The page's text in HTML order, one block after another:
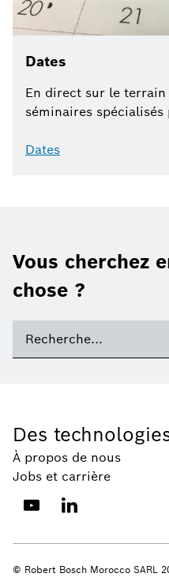
Dates
En direct sur le
séminaires
Dates
Vous cherchez
chose ?
Des
À propos de nous
Jobs et carrière
© Robert Bosch Morocco SARL